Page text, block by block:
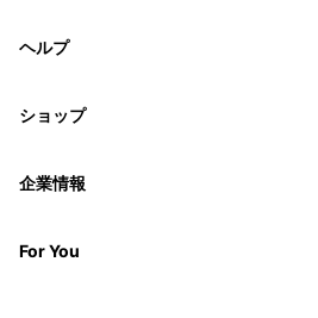
ヘルプ
ショップ
企業情報
For You